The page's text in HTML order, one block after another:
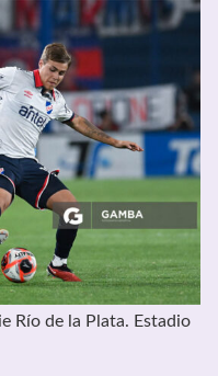
Río de la Plata. Estadio